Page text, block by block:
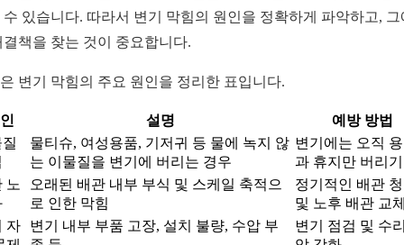
수 있습니다. 따라서 변기 막힘의 원인을 정확하게 파악하고, 그
결책을 찾는 것이 중요합니다.
변기 막힘의 주요 원인을 정리한 표입니다.
설명
예방 방법
물티슈, 여성용품, 기저귀 등 물에 녹지 않
는 이물질을 변기에 버리는 경우
변기에는 오직
과 휴지만 버리기
노
오래된 배관 내부 부식 및 스케일 축적으
로 인한 막힘
정기적인 배관
및 노후 배관 교
자
변기 내부 부품 고장, 설치 불량, 수압 부
변기 점검 및 수